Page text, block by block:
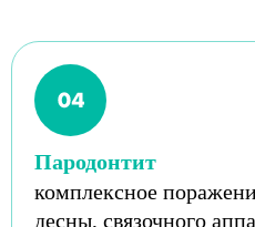
Пародонтит
комплексное
десны, связочного